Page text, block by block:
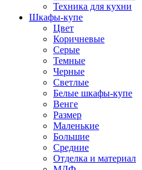
Техника для кухни
Шкафы-купе
Цвет
Коричневые
Серые
Темные
Черные
Светлые
Белые шкафы-купе
Венге
Размер
Маленькие
Большие
Средние
Отделка и материал